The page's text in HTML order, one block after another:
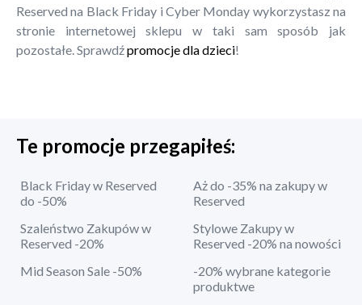
Reserved na Black Friday i Cyber Monday wykorzystasz na
stronie internetowej sklepu w taki sam sposób jak
pozostałe. Sprawdźpromocje dla dzieci!
Te promocje przegapiłeś:
Black Friday w Reserved
do -50%
Aż do -35% na zakupy w
Reserved
Szaleństwo Zakupów w
Reserved -20%
Stylowe Zakupy w
Reserved -20% na nowości
Mid Season Sale -50%
-20% wybrane kategorie
produktwe